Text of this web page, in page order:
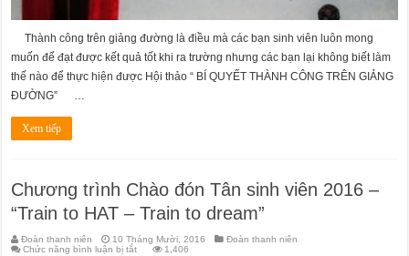
Thành công trên giảng đường là điều mà các bạn sinh viên luôn mong
muốn để đạt được kết quả tốt khi ra trường nhưng các bạn lại không biết làm
thế nào để thực hiện được Hội thảo “ BÍ QUYẾT THÀNH CÔNG TRÊN GIẢNG
ĐƯỜNG” …
Xem tiếp
Chương trình Chào đón Tân sinh viên 2016 –
“Train to HAT – Train to dream”
Đoàn thanh niên 10 Tháng Mười, 2016
Đoàn thanh niên
Chức năng bình luận bị tắtở
1,406